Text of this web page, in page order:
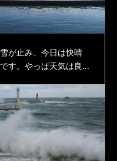
雪が止み、今日は快晴
です。やっぱ天気は良...